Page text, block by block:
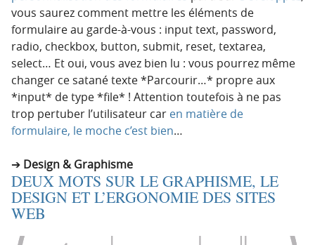
vous saurez comment mettre les éléments de
formulaire au garde-à-vous : input text, password,
radio, checkbox, button, submit, reset, textarea,
select… Et oui, vous avez bien lu : vous pourrez même
changer ce satané texte *Parcourir…* propre aux
*input* de type *file* ! Attention toutefois à ne pas
trop pertuber l’utilisateur car en matière de
formulaire, le moche c’est bien…
Design & Graphisme
DEUX MOTS SUR LE GRAPHISME, LE
DESIGN ET L’ERGONOMIE DES SITES
WEB